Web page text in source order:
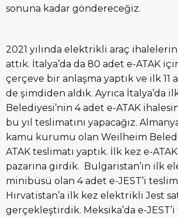
sonuna kadar göndereceğiz.
2021 yılında elektrikli araç
attık. İtalya’da da 80 adet e-ATAK
çerçeve bir anlaşma yaptık ve ilk 11
de şimdiden aldık. Ayrıca İtalya’da
Belediyesi’nin 4 adet e-ATAK
bu yıl teslimatını yapacağız.
kamu kurumu olan Weilheim
ATAK teslimatı yaptık. İlk kez e-
pazarına girdik. Bulgaristan’ın ilk
minibüsü olan 4 adet e-JEST’i
Hırvatistan’a ilk kez elektrikli Jest
gerçekleştirdik. Meksika’da e-JEST’i